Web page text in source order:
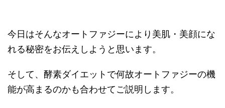
今日はそんなオートファジーにより美肌・美顔にな
れる秘密をお伝えしようと思います。
そして、酵素ダイエットで何故オートファジーの機
能が高まるのかも合わせてご説明します。